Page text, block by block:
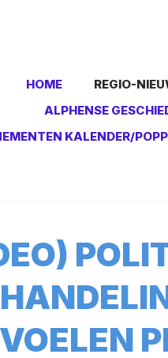
HOME REGIO-
ALPHENSE
KALENDER/